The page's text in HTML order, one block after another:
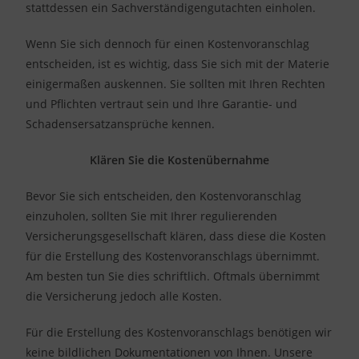
stattdessen ein Sachverständigengutachten einholen.
Wenn Sie sich dennoch für einen Kostenvoranschlag
entscheiden, ist es wichtig, dass Sie sich mit der Materie
einigermaßen auskennen. Sie sollten mit Ihren Rechten
und Pflichten vertraut sein und Ihre Garantie- und
Schadensersatzansprüche kennen.
Klären Sie die Kostenübernahme
Bevor Sie sich entscheiden, den Kostenvoranschlag
einzuholen, sollten Sie mit Ihrer regulierenden
Versicherungsgesellschaft klären, dass diese die Kosten
für die Erstellung des Kostenvoranschlags übernimmt.
Am besten tun Sie dies schriftlich. Oftmals übernimmt
die Versicherung jedoch alle Kosten.
Für die Erstellung des Kostenvoranschlags benötigen wir
keine bildlichen Dokumentationen von Ihnen. Unsere